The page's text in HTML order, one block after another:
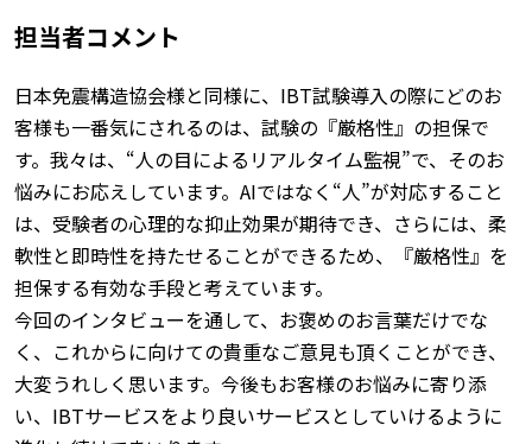
担当者コメント
日本免震構造協会様と同様に、IBT試験導入の際にどのお
客様も一番気にされるのは、試験の『厳格性』の担保で
す。我々は、“人の目によるリアルタイム監視”で、そのお
悩みにお応えしています。AIではなく“人”が対応すること
は、受験者の心理的な抑止効果が期待でき、さらには、柔
軟性と即時性を持たせることができるため、『厳格性』を
担保する有効な手段と考えています。
今回のインタビューを通して、お褒めのお言葉だけでな
く、これからに向けての貴重なご意見も頂くことができ、
大変うれしく思います。今後もお客様のお悩みに寄り添
い、IBTサービスをより良いサービスとしていけるように